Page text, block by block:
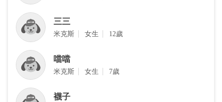
三三
米克斯 女生 12歲
噹噹
米克斯 女生 7歲
襪子